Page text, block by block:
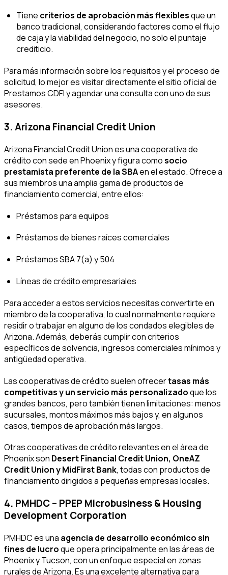
Tiene criterios de aprobación más flexiblesque un
banco tradicional, considerando factores como el flujo
de caja y la viabilidad del negocio, no solo el puntaje
crediticio.
Para más información sobre los requisitos y el proceso de
solicitud, lo mejor es visitar directamente el sitio oficial de
Prestamos CDFI y agendar una consulta con uno de sus
asesores.
3. Arizona Financial Credit Union
Arizona Financial Credit Union es una cooperativa de
crédito con sede en Phoenix y figura comosocio
prestamista preferente de la SBAen el estado. Ofrece a
sus miembros una amplia gama de productos de
financiamiento comercial, entre ellos:
Préstamos para equipos
Préstamos de bienes raíces comerciales
Préstamos SBA 7(a) y 504
Líneas de crédito empresariales
Para acceder a estos servicios necesitas convertirte en
miembro de la cooperativa, lo cual normalmente requiere
residir o trabajar en alguno de los condados elegibles de
Arizona. Además, deberás cumplir con criterios
específicos de solvencia, ingresos comerciales mínimos y
antigüedad operativa.
Las cooperativas de crédito suelen ofrecertasas más
competitivas y un servicio más personalizadoque los
grandes bancos, pero también tienen limitaciones: menos
sucursales, montos máximos más bajos y, en algunos
casos, tiempos de aprobación más largos.
Otras cooperativas de crédito relevantes en el área de
Phoenix son Desert Financial Credit Union, OneAZ
Credit Union y MidFirst Bank, todas con productos de
financiamiento dirigidos a pequeñas empresas locales.
4. PMHDC – PPEP Microbusiness & Housing
Development Corporation
PMHDC es una agencia de desarrollo económico sin
fines de lucroque opera principalmente en las áreas de
Phoenix y Tucson, con un enfoque especial en zonas
rurales de Arizona. Es una excelente alternativa para